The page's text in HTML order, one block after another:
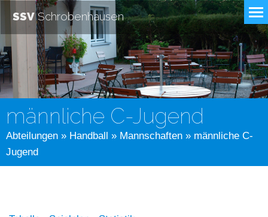
SSVSchrobenhausen
männliche C-Jugend
Abteilungen » Handball » Mannschaften » männliche C-
Jugend